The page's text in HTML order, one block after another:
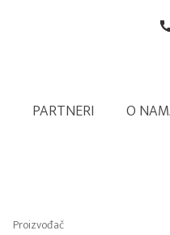
PARTNERI O
Proizvođač